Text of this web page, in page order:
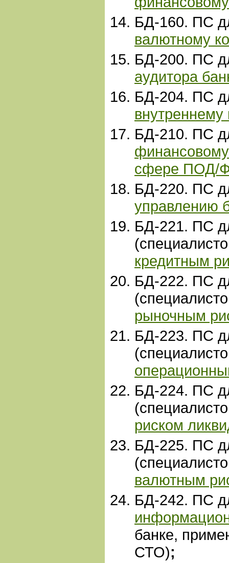
БД-160. ПС
валютному
БД-200. ПС
аудитора
БД-204. ПС
внутреннему
БД-210. ПС
сфере ПОД/
БД-220. ПС
управлению
БД-221. ПС
кредитным
БД-222. ПС
рыночным
БД-223. ПС
БД-224. ПС
риском
БД-225. ПС
валютным
БД-242. ПС
банке,
СТО);